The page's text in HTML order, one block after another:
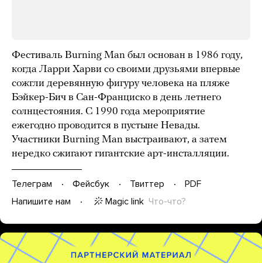
Фестиваль Burning Man был основан в 1986 году,
когда Ларри Харви со своими друзьями впервые
сожгли деревянную фигуру человека на пляже
Бэйкер-Бич в Сан-Франциско в день летнего
солнцестояния. С 1990 года мероприятие
ежегодно проводится в пустыне Невады.
Участники Burning Man выстраивают, а затем
нередко сжигают гигантские арт-инсталляции.
Телеграм Фейсбук Твиттер
PDF
Напишите нам
Magic link Что-что?